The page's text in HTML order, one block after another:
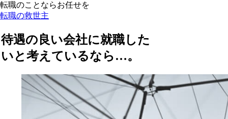
転職のことならお任せを
転職の救世主
待遇の良い会社に就職した
いと考えているなら…。